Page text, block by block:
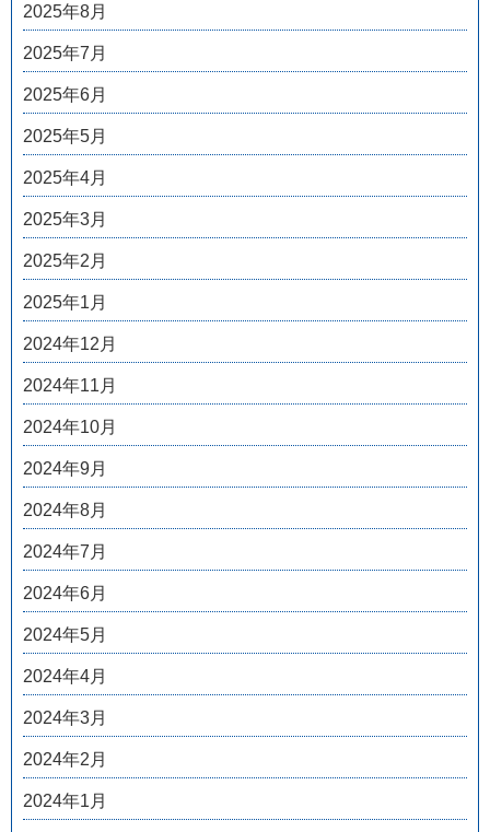
2025年8月
2025年7月
2025年6月
2025年5月
2025年4月
2025年3月
2025年2月
2025年1月
2024年12月
2024年11月
2024年10月
2024年9月
2024年8月
2024年7月
2024年6月
2024年5月
2024年4月
2024年3月
2024年2月
2024年1月